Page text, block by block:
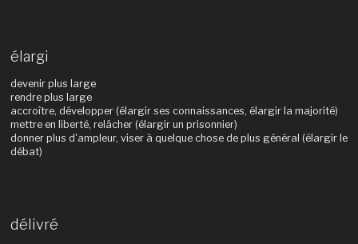
élargi
devenir plus large
rendre plus large
accroître, développer (élargir ses connaissances, élargir la majorité)
mettre en liberté, relâcher (élargir un prisonnier)
donner plus d'ampleur, viser à quelque chose de plus général (élargir le
débat)
délivré